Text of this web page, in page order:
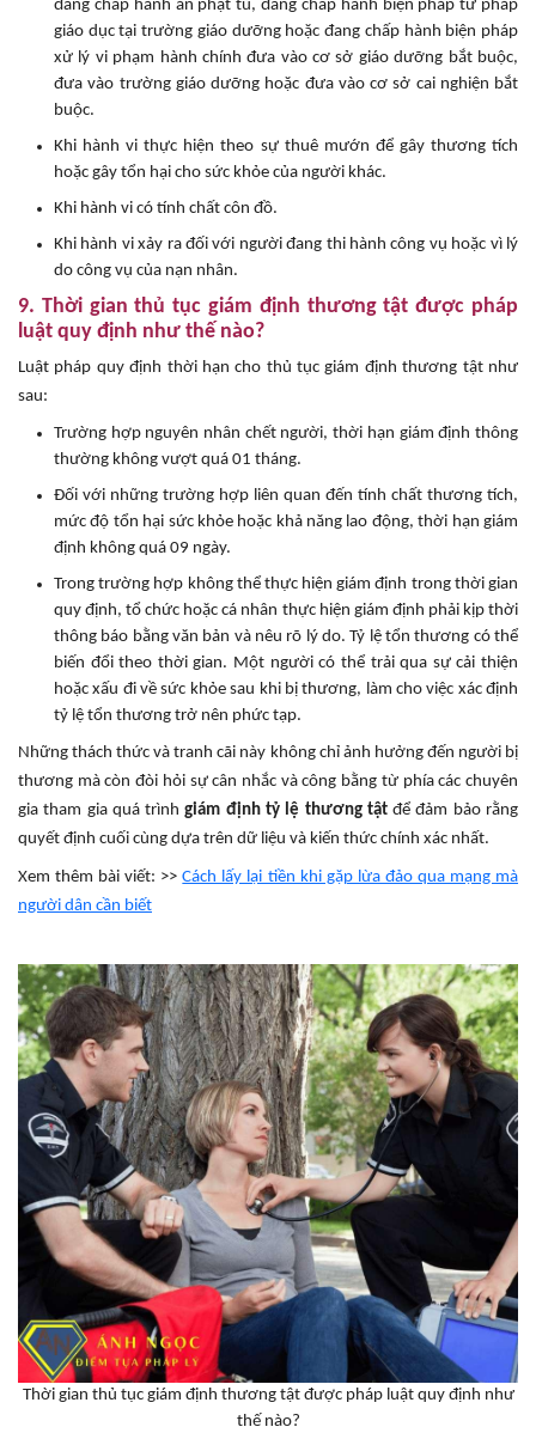
đang chấp hành án phạt tù, đang chấp hành biện pháp tư pháp
giáo dục tại trường giáo dưỡng hoặc đang chấp hành biện pháp
xử lý vi phạm hành chính đưa vào cơ sở giáo dưỡng bắt buộc,
đưa vào trường giáo dưỡng hoặc đưa vào cơ sở cai nghiện bắt
buộc.
Khi hành vi thực hiện theo sự thuê mướn để gây thương tích
hoặc gây tổn hại cho sức khỏe của người khác.
Khi hành vi có tính chất côn đồ.
Khi hành vi xảy ra đối với người đang thi hành công vụ hoặc vì lý
do công vụ của nạn nhân.
9. Thời gian thủ tục giám định thương tật được pháp
luật quy định như thế nào?
Luật pháp quy định thời hạn cho thủ tục giám định thương tật như
sau:
Trường hợp nguyên nhân chết người, thời hạn giám định thông
thường không vượt quá 01 tháng.
Đối với những trường hợp liên quan đến tính chất thương tích,
mức độ tổn hại sức khỏe hoặc khả năng lao động, thời hạn giám
định không quá 09 ngày.
Trong trường hợp không thể thực hiện giám định trong thời gian
quy định, tổ chức hoặc cá nhân thực hiện giám định phải kịp thời
thông báo bằng văn bản và nêu rõ lý do. Tỷ lệ tổn thương có thể
biến đổi theo thời gian. Một người có thể trải qua sự cải thiện
hoặc xấu đi về sức khỏe sau khi bị thương, làm cho việc xác định
tỷ lệ tổn thương trở nên phức tạp.
Những thách thức và tranh cãi này không chỉ ảnh hưởng đến người bị
thương mà còn đòi hỏi sự cân nhắc và công bằng từ phía các chuyên
gia tham gia quá trìnhgiám định tỷ lệ thương tậtđể đảm bảo rằng
quyết định cuối cùng dựa trên dữ liệu và kiến thức chính xác nhất.
Xem thêm bài viết: >>Cách lấy lại tiền khi gặp lừa đảo qua mạng mà
người dân cần biết
Thời gian thủ tục giám định thương tật được pháp luật quy định như
thế nào?